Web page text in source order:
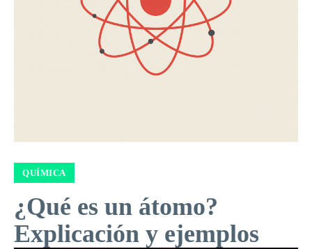
QUÍMICA
¿Qué es un átomo?
Explicación y ejemplos